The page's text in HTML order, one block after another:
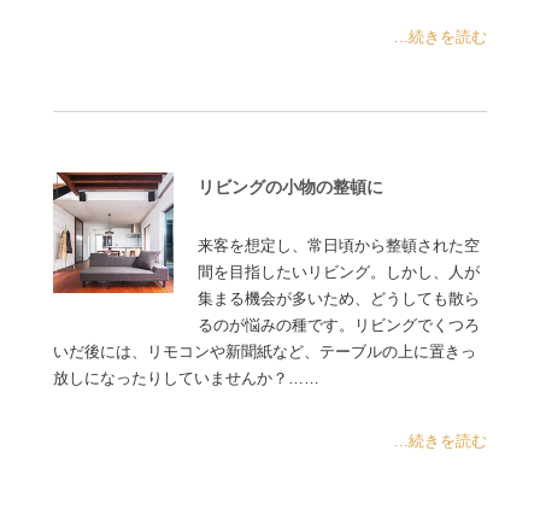
...続きを読む
リビングの小物の整頓に
来客を想定し、常日頃から整頓された空
間を目指したいリビング。しかし、人が
集まる機会が多いため、どうしても散ら
るのが悩みの種です。リビングでくつろ
いだ後には、リモコンや新聞紙など、テーブルの上に置きっ
放しになったりしていませんか？……
...続きを読む